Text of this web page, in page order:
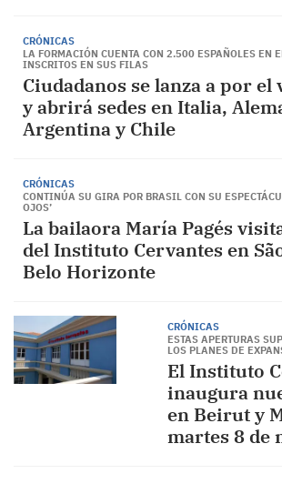
CRÓNICAS
LA FORMACIÓN CUENTA CON 2.500 ESPAÑOLES EN
INSCRITOS EN SUS FILAS
Ciudadanos se lanza a por
y abrirá sedes en Italia,
Argentina y Chile
CRÓNICAS
CONTINÚA SU GIRA POR BRASIL CON SU
OJOS’
La bailaora María Pagés
del Instituto Cervantes en
Belo Horizonte
CRÓNICAS
ESTAS APERTURAS
LOS PLANES DE
El Instituto
inaugura
en Beirut y
martes 8 de